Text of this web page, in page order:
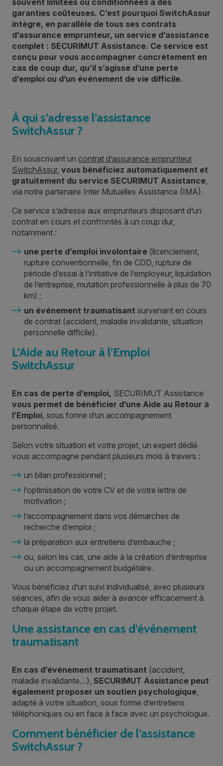
souvent limitées ou conditionnées à des
garanties coûteuses. C’est pourquoi SwitchAssur
intègre, en parallèle de tous ses contrats
d’assurance emprunteur, un service d’assistance
complet : SECURIMUT Assistance. Ce service est
conçu pour vous accompagner concrètement en
cas de coup dur, qu’il s’agisse d’une perte
d’emploi ou d’un événement de vie difficile.
À qui s’adresse l’assistance
SwitchAssur ?
En souscrivant un contrat d’assurance emprunteur
SwitchAssur, vous bénéficiez automatiquement et
gratuitement du service SECURIMUT Assistance,
via notre partenaire Inter Mutuelles Assistance (IMA).
Ce service s’adresse aux emprunteurs disposant d’un
contrat en cours et confrontés à un coup dur,
notamment :
une perte d’emploi involontaire (licenciement,
rupture conventionnelle, fin de CDD, rupture de
période d’essai à l’initiative de l’employeur, liquidation
de l’entreprise, mutation professionnelle à plus de 70
km) ;
un événement traumatisant survenant en cours
de contrat (accident, maladie invalidante, situation
personnelle difficile).
L’Aide au Retour à l’Emploi
SwitchAssur
En cas de perte d’emploi, SECURIMUT Assistance
vous permet de bénéficier d’une Aide au Retour à
l’Emploi, sous forme d’un accompagnement
personnalisé.
Selon votre situation et votre projet, un expert dédié
vous accompagne pendant plusieurs mois à travers :
un bilan professionnel ;
l’optimisation de votre CV et de votre lettre de
motivation ;
l’accompagnement dans vos démarches de
recherche d’emploi ;
la préparation aux entretiens d’embauche ;
ou, selon les cas, une aide à la création d’entreprise
ou un accompagnement budgétaire.
Vous bénéficiez d’un suivi individualisé, avec plusieurs
séances, afin de vous aider à avancer efficacement à
chaque étape de votre projet.
Une assistance en cas d’événement
traumatisant
En cas d’événement traumatisant (accident,
maladie invalidante…), SECURIMUT Assistance peut
également proposer un soutien psychologique,
adapté à votre situation, sous forme d’entretiens
téléphoniques ou en face à face avec un psychologue.
Comment bénéficier de l’assistance
SwitchAssur ?